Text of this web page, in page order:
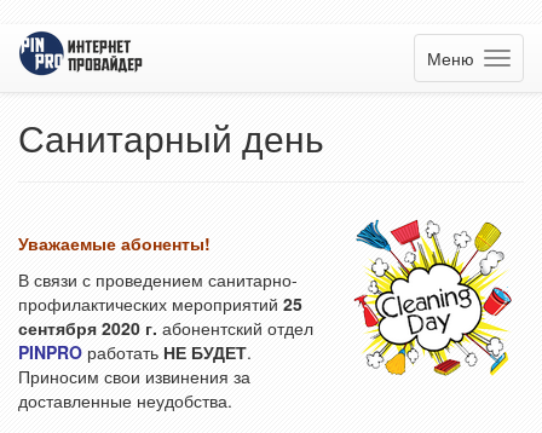
Меню
Санитарный день
Уважаемые абоненты!
В связи с проведением санитарно-
профилактических мероприятий 25
сентября 2020 г. абонентский отдел
PINPRO работать НЕ БУДЕТ.
Приносим свои извинения за
доставленные неудобства.